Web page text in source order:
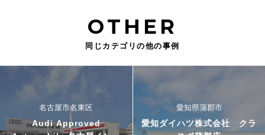
OTHER
同じカテゴリの他の事例
名古屋市名東区
Audi Approved
愛知県蒲郡市
愛知ダイハツ株式会社 クラ